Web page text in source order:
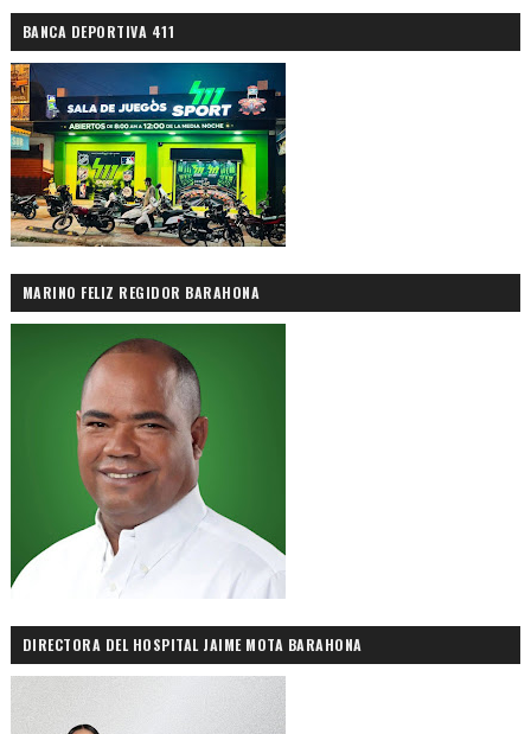
BANCA DEPORTIVA 411
MARINO FELIZ REGIDOR BARAHONA
DIRECTORA DEL HOSPITAL JAIME MOTA BARAHONA